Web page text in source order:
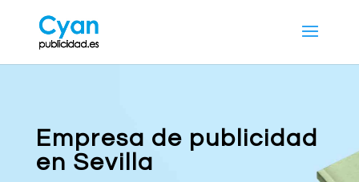
Empresa de publicidad
en Sevilla